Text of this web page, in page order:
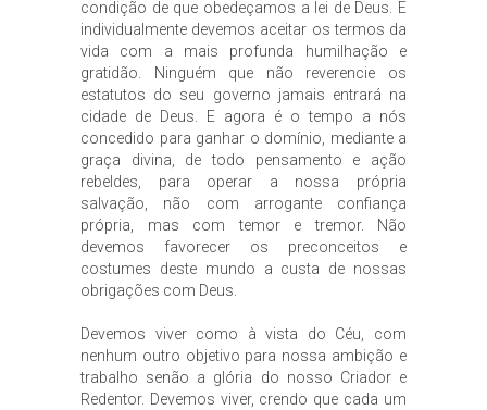
condição de que obedeçamos a lei de Deus. E
individualmente devemos aceitar os termos da
vida com a mais profunda humilhação e
gratidão. Ninguém que não reverencie os
estatutos do seu governo jamais entrará na
cidade de Deus. E agora é o tempo a nós
concedido para ganhar o domínio, mediante a
graça divina, de todo pensamento e ação
rebeldes, para operar a nossa própria
salvação, não com arrogante confiança
própria, mas com temor e tremor. Não
devemos favorecer os preconceitos e
costumes deste mundo a custa de nossas
obrigações com Deus.
Devemos viver como à vista do Céu, com
nenhum outro objetivo para nossa ambição e
trabalho senão a glória do nosso Criador e
Redentor. Devemos viver, crendo que cada um